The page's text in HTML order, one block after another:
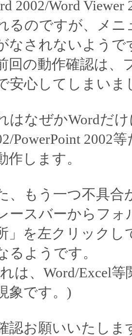
2002/Word
るのですが、メ
なされないようで
回の動作確認は
安心してしまいま
はなぜかWordだ
PowerPoint 2002
作します。
、もう一つ不具合
ースバーからフ
」を左クリックし
るようです。
は、Word/Excel
象です。)
認お願いいたしま